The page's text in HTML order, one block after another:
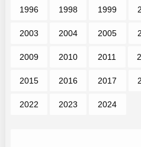
1996 1998 1999
2003 2004 2005
2009 2010 2011
2015 2016 2017
2022 2023 2024